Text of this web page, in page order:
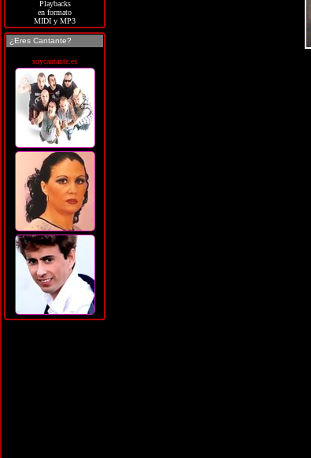
Playbacks
en formato
MIDI y MP3
¿Eres Cantante?
soycantante.es